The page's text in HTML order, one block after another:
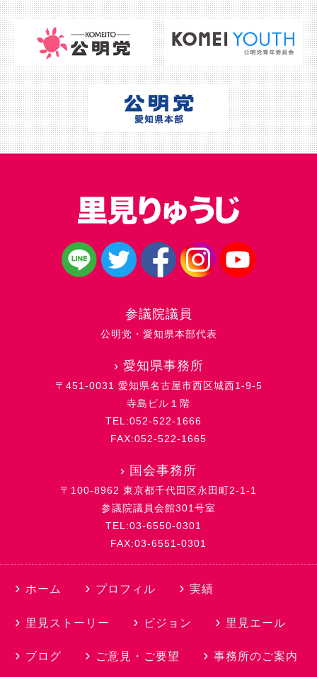
参議院議員
公明党・愛知県本部代表
› 愛知県事務所
〒451-0031 愛知県名古屋市西区城西1-9-5
寺島ビル１階
TEL:052-522-1666
FAX:052-522-1665
› 国会事務所
〒100-8962 東京都千代田区永田町2-1-1
参議院議員会館301号室
TEL:03-6550-0301
FAX:03-6551-0301
ホーム プロフィル 実績
里見ストーリー ビジョン 里見エール
ブログ ご意見・ご要望 事務所のご案内